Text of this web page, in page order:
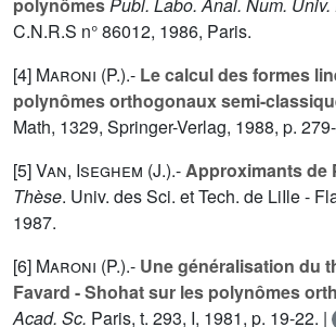
C.N.R.S n° 86012, 1986, Paris.
[4] Maroni (P.).- Le calcul des formes
polynômes orthogonaux semi-
Math, 1329, Springer-Verlag, 1988, p.
[5]Van, Iseghem (J.).-Approximants de
Thèse. Univ. des Sci. et Tech. de LiIle -
1987.
[6] Maroni (P.).- Une généralisation du
Favard - Shohat sur les polynômes
Acad. Sc. Paris, t. 293, I, 1981, p. 19-22. |